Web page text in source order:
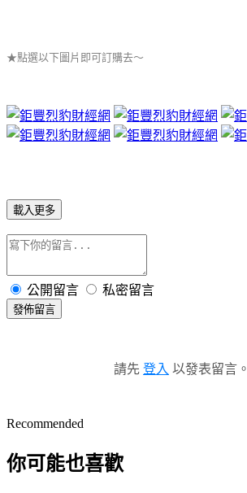
★點選以下圖片即可訂購去～
載入更多
公開留言 私密留言
發佈留言
請先 登入 以發表留言。
Recommended
你可能也喜歡